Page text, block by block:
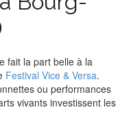
fait la part belle à la
Festival Vice & Versa.
ou performances
vivants investissent les